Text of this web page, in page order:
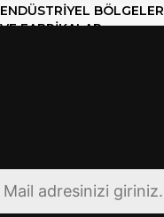
ENDÜSTRİYEL BÖLGELER
VE FABRİKALAR